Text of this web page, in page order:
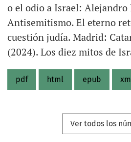
o el odio a Israel: Alejandro
Antisemitismo. El eterno
cuestión judía. Madrid:
(2024). Los diez mitos de
pdf html epub
Ver todos los